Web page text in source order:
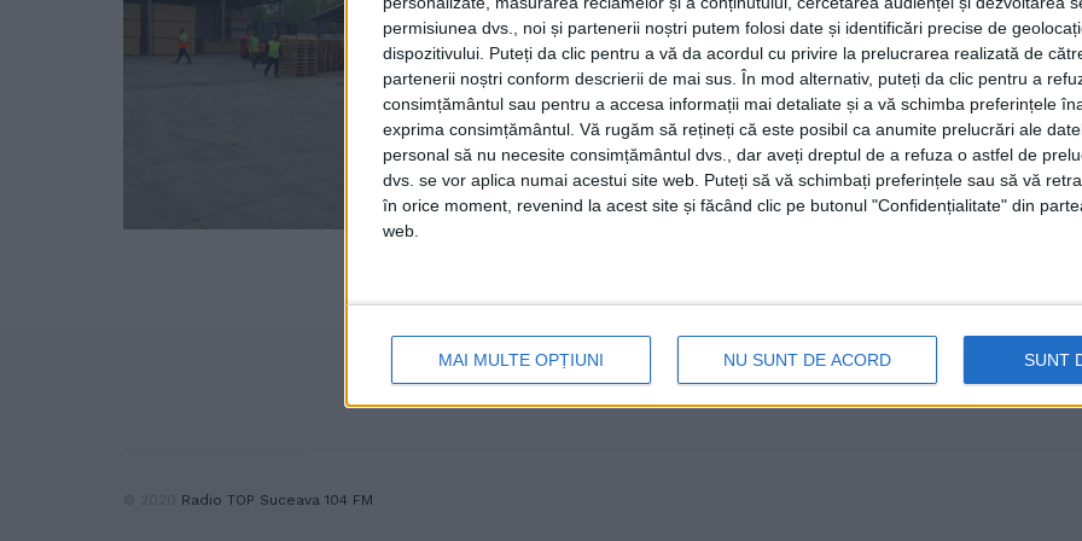
permisiunea dvs., noi și partenerii noștri putem folosi date și identificări precise de
dispozitivului. Puteți da clic pentru a vă da acordul cu privire la prelucrarea realizată de
partenerii noștri conform descrierii de mai sus. În mod alternativ, puteți da clic pentru a
consimțământul sau pentru a accesa informații mai detaliate și a vă schimba preferințele
exprima consimțământul. Vă rugăm să rețineți că este posibil ca anumite prelucrări ale
personal să nu necesite consimțământul dvs., dar aveți dreptul de a refuza o astfel de
dvs. se vor aplica numai acestui site web. Puteți să vă schimbați preferințele sau să vă
în orice moment, revenind la acest site și făcând clic pe butonul "Confidențialitate" din
web.
MAI MULTE OPȚIUNI NU SUNT DE ACORD SUNT
Bangladesh și Sri Lanka au
forme legale
12 IUNIE, 2025
În primele cinci luni ale anului, la Biroul pentru
pentru eliberarea avizelor ...
Radio TOP Suceava 104 FM